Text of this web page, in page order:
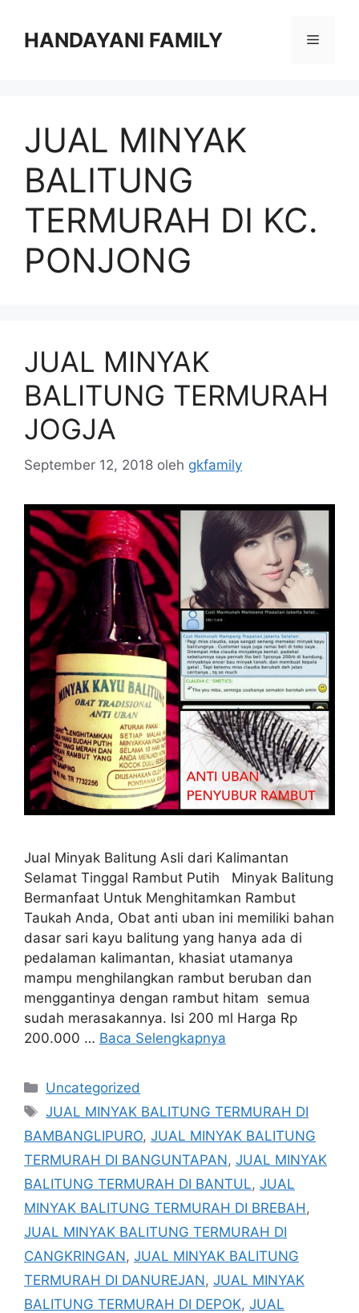
HANDAYANI FAMILY Menu
JUAL MINYAK
BALITUNG
TERMURAH DI KC.
PONJONG
JUAL MINYAK
BALITUNG TERMURAH
JOGJA
September 12, 2018 oleh gkfamily
Jual Minyak Balitung Asli dari Kalimantan
Selamat Tinggal Rambut Putih Minyak Balitung
Bermanfaat Untuk Menghitamkan Rambut
Taukah Anda, Obat anti uban ini memiliki bahan
dasar sari kayu balitung yang hanya ada di
pedalaman kalimantan, khasiat utamanya
mampu menghilangkan rambut beruban dan
menggantinya dengan rambut hitam semua
sudah merasakannya. Isi 200 ml Harga Rp
200.000 … Baca Selengkapnya
Kategori
Uncategorized
Tag
JUAL MINYAK BALITUNG TERMURAH DI
BAMBANGLIPURO, JUAL MINYAK BALITUNG
TERMURAH DI BANGUNTAPAN, JUAL MINYAK
BALITUNG TERMURAH DI BANTUL, JUAL
MINYAK BALITUNG TERMURAH DI BREBAH ,
JUAL MINYAK BALITUNG TERMURAH DI
CANGKRINGAN, JUAL MINYAK BALITUNG
TERMURAH DI DANUREJAN, JUAL MINYAK
BALITUNG TERMURAH DI DEPOK, JUAL